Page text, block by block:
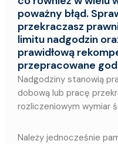
poważny błąd.
przekraczasz
limitu nadgodzin
prawidłową
przepracowane
Nadgodziny stanowią
dobową lub pracę
rozliczeniowym wymiar
Należy jednocześnie